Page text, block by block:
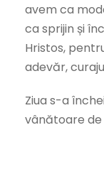
avem ca
ca sprijin și
Hristos,
adevăr,
Ziua s-a
vânătoare